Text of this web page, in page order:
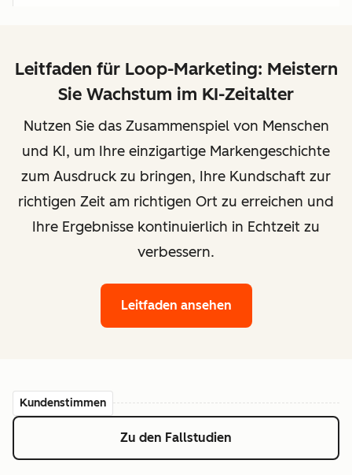
Leitfaden für Loop-Marketing: Meistern
Sie Wachstum im KI-Zeitalter
Nutzen Sie das Zusammenspiel von Menschen
und KI, um Ihre einzigartige Markengeschichte
zum Ausdruck zu bringen, Ihre Kundschaft zur
richtigen Zeit am richtigen Ort zu erreichen und
Ihre Ergebnisse kontinuierlich in Echtzeit zu
verbessern.
Leitfaden ansehen
Kundenstimmen
Zu den Fallstudien